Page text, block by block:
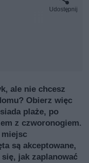
Udostępnij
ale nie chcesz
Obierz więc
plaże, po
z czworonogiem.
są akceptowane,
jak zaplanować